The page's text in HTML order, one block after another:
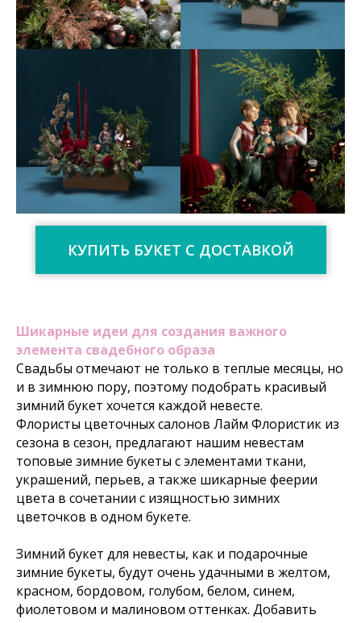
КУПИТЬ БУКЕТ С ДОСТАВКОЙ
Шикарные идеи для создания важного
элемента свадебного образа
Свадьбы отмечают не только в теплые месяцы, но
и в зимнюю пору, поэтому подобрать красивый
зимний букет хочется каждой невесте.
Флористы цветочных салонов Лайм Флористик из
сезона в сезон, предлагают нашим невестам
топовые зимние букеты с элементами ткани,
украшений, перьев, а также шикарные феерии
цвета в сочетании с изящностью зимних
цветочков в одном букете.
Зимний букет для невесты, как и подарочные
зимние букеты, будут очень удачными в желтом,
красном, бордовом, голубом, белом, синем,
фиолетовом и малиновом оттенках. Добавить